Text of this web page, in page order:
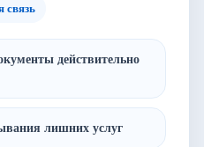
связь
действительно
лишних услуг